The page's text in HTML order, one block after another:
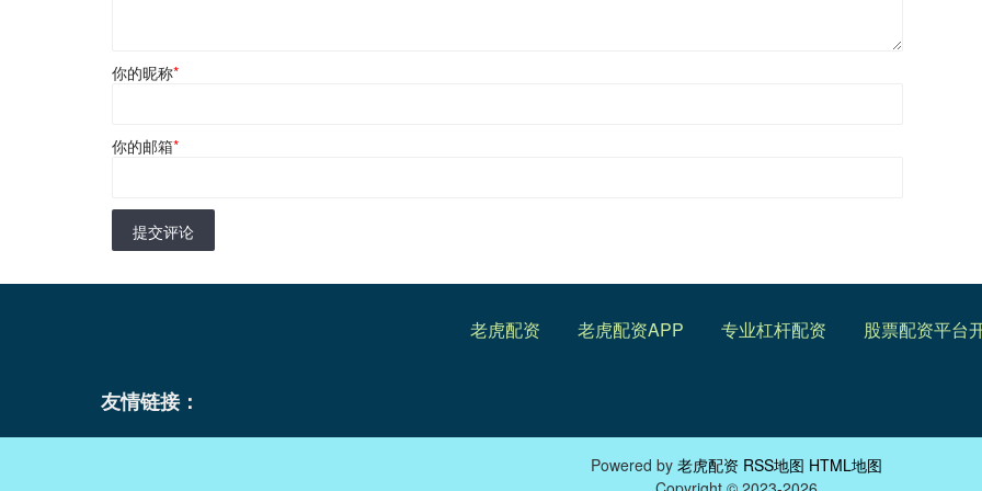
你的昵称*
你的邮箱*
提交评论
老虎配资 老虎配资APP 专业杠杆配资 股票配资平台
友情链接：
Powered by 老虎配资 RSS地图 HTML地图